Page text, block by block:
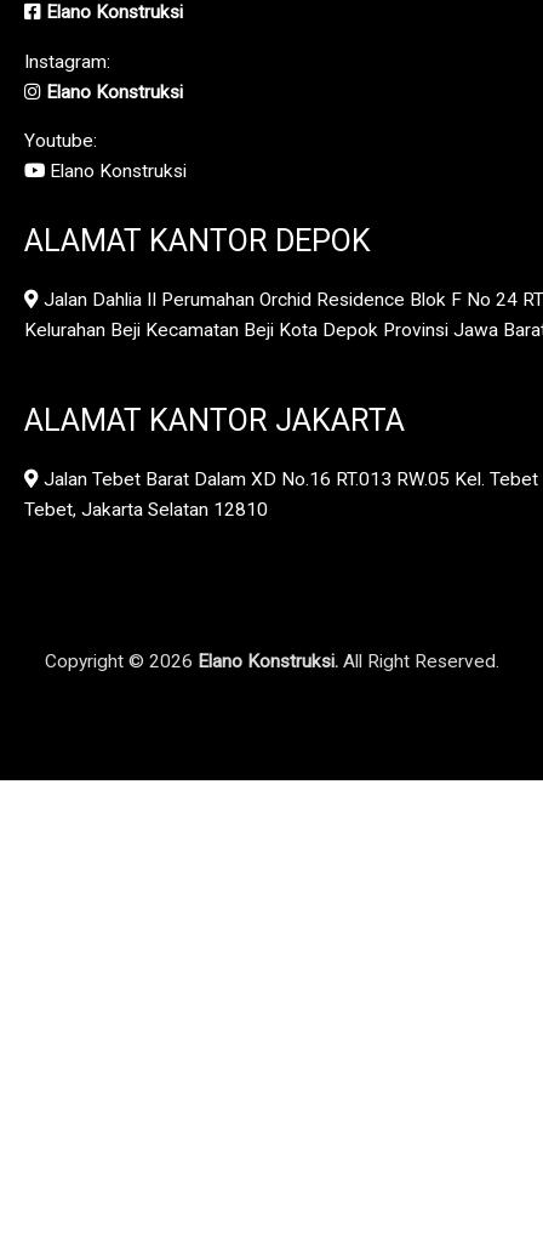
Elano Konstruksi
Instagram:
Elano Konstruksi
Youtube:
Elano Konstruksi
ALAMAT KANTOR DEPOK
Jalan Dahlia II Perumahan Orchid Residence Blok F No 24
Kelurahan Beji Kecamatan Beji Kota Depok Provinsi Jawa
ALAMAT KANTOR JAKARTA
Jalan Tebet Barat Dalam XD No.16 RT.013 RW.05 Kel.
Tebet, Jakarta Selatan 12810
Copyright © 2026 Elano Konstruksi.All Right Reserved.